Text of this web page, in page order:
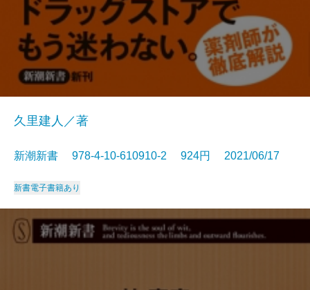
久里建人／著
新潮新書 978-4-10-610910-2 924円 2021/06/17
新書電子書籍あり